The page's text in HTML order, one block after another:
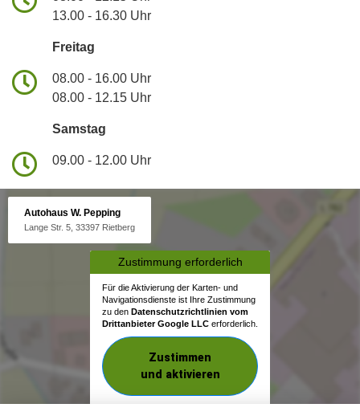
13.00 - 16.30 Uhr
Freitag
08.00 - 16.00 Uhr
08.00 - 12.15 Uhr
Samstag
09.00 - 12.00 Uhr
Autohaus W. Pepping
Lange Str. 5, 33397 Rietberg
Zustimmung erforderlich
Für die Aktivierung der Karten- und
Navigationsdienste ist Ihre Zustimmung
zu den Datenschutzrichtlinien vom
Drittanbieter Google LLC erforderlich.
Zustimmen
und aktivieren